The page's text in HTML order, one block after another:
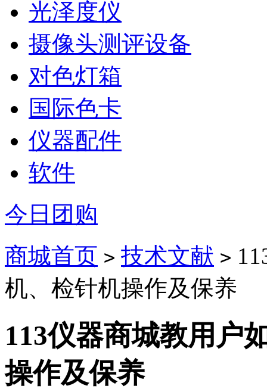
光泽度仪
摄像头测评设备
对色灯箱
国际色卡
仪器配件
软件
今日团购
商城首页 > 技术文献 >
机、检针机操作及保养
113仪器商城教用户
操作及保养